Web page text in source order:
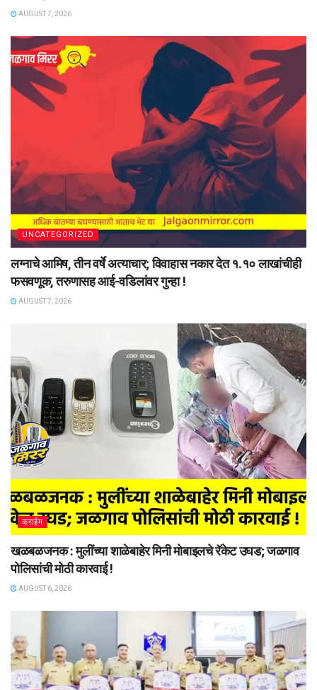
AUGUST 7, 2026
UNCATEGORIZED
लग्नाचे आमिष, तीन वर्षे अत्याचार; विवाहास नकार देत १.१० लाखांचीही
फसवणूक, तरुणासह आई-वडिलांवर गुन्हा !
AUGUST 7, 2026
क्राईम
खळबळजनक : मुलींच्या शाळेबाहेर मिनी मोबाइलचे रॅकेट उघड; जळगाव
पोलिसांची मोठी कारवाई !
AUGUST 6, 2026